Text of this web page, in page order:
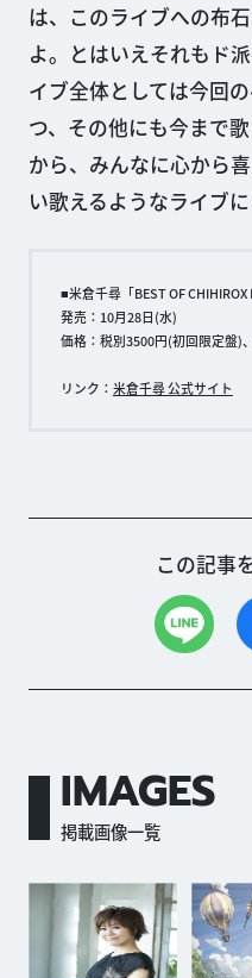
は、このライブへの布
よ。とはいえそれもド
イブ全体としては今回
つ、その他にも今まで
から、みんなに心から
い歌えるようなライブ
■米倉千尋「BEST OF CHIHIROX
発売：10月28日(水)
価格：税別3500円(初回限定盤)
リンク： 米倉千尋 公式サイト
この記事
IMAGES
掲載画像一覧